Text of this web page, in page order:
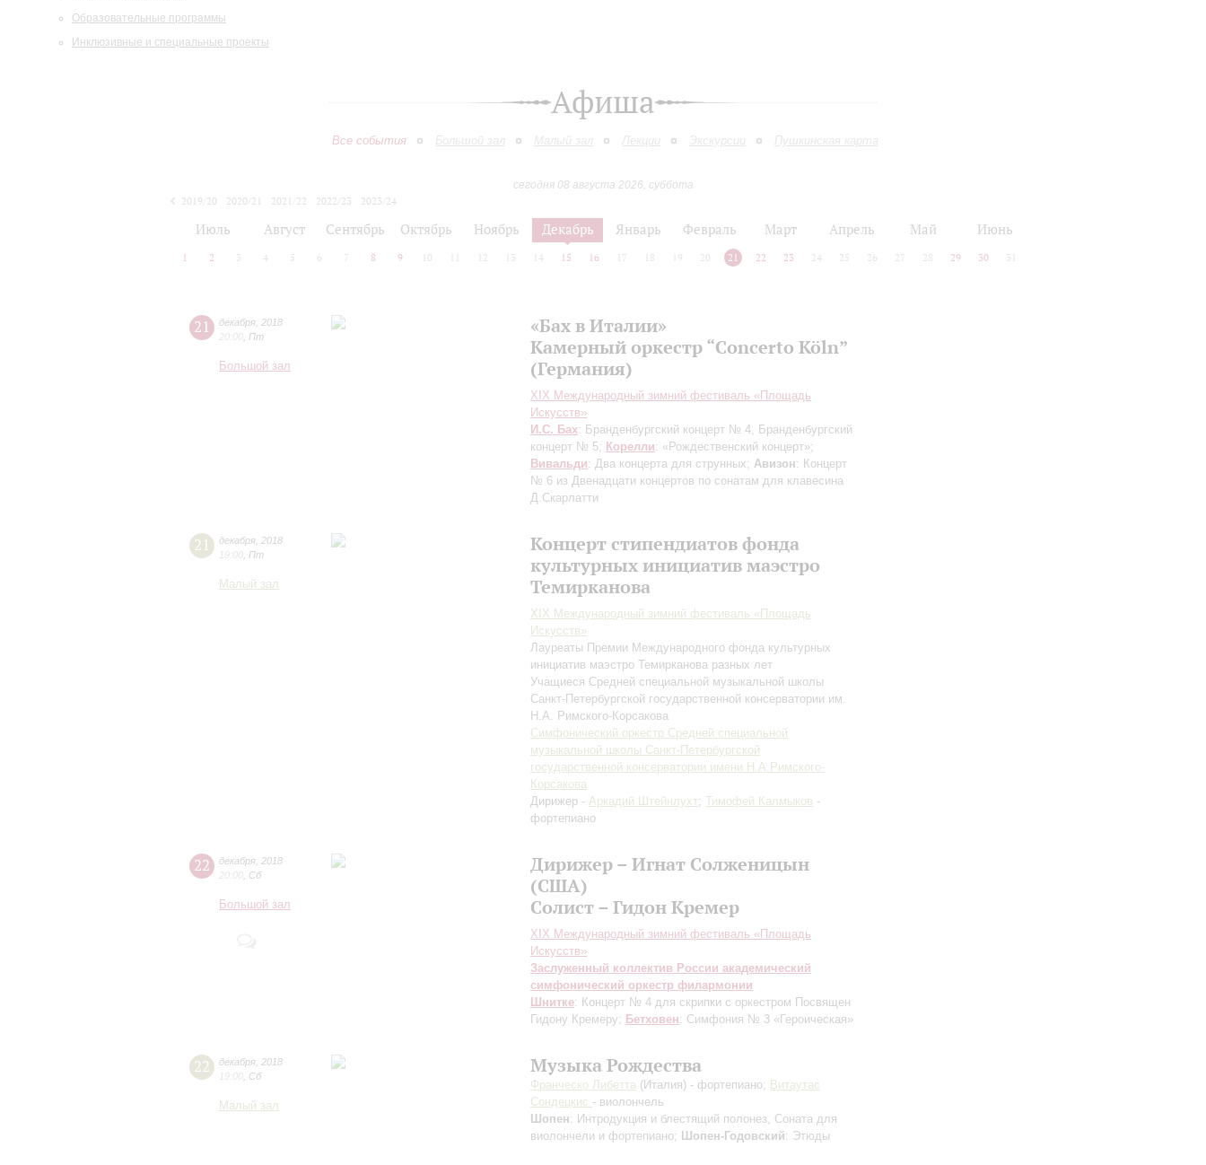
Образовательные программы
Инклюзивные и специальные проекты
Афиша
Все события Большой зал Малый зал Лекции Экскурсии Пушкинская карта
сегодня 08 августа 2026, суббота
2019/20
2020/21 2021/22 2022/23
2023/24
Июль Август Сентябрь Октябрь Ноябрь Декабрь Январь Февраль Март Апрель Май Июнь
1 2 3 4 5 6 7 8 9 10 12 13 14 15 16 17 18 19 20 21 22 23 24 25 26 27 28 29 30 31
21 декабря 2018
20:00 Пт
Большой зал
«Бах в Италии»
Камерный оркестр “Concerto Köln”
(Германия)
XIX Международный зимний фестиваль «Площадь
Искусств»
И.С. Бах: Бранденбургский концерт № 4, Бранденбургский
концерт № 5; Корелли: «Рождественский концерт»;
Вивальди: Два концерта для струнных; Авизон: Концерт
№ 6 из Двенадцати концертов по сонатам для клавесина
Д.Скарлатти
21 декабря 2018
19:00 Пт
Малый зал
Концерт стипендиатов фонда
культурных инициатив маэстро
Темирканова
XIX Международный зимний фестиваль «Площадь
Искусств»
Лауреаты Премии Международного фонда культурных
инициатив маэстро Темирканова разных лет
Учащиеся Средней специальной музыкальной школы
Санкт-Петербургской государственной консерватории им.
Н.А. Римского-Корсакова
Симфонический оркестр Средней специальной
музыкальной школы Санкт-Петербургской
государственной консерватории имени Н.А.Римского-
Корсакова
Дирижер - Аркадий Штейнлухт; Тимофей Калмыков -
фортепиано
22 декабря 2018
20:00 Сб
Большой зал
Дирижер – Игнат Солженицын
(США)
Солист – Гидон Кремер
XIX Международный зимний фестиваль «Площадь
Искусств»
Заслуженный коллектив России академический
симфонический оркестр филармонии
Шнитке: Концерт № 4 для скрипки с оркестром Посвящен
Гидону Кремеру; Бетховен: Симфония № 3 «Героическая»
22 декабря 2018
19:00 Сб
Малый зал
Музыка Рождества
Франческо Либетта (Италия) - фортепиано; Витаутас
Сондецкис - виолончель
Шопен: Интродукция и блестящий полонез, Соната для
виолончели и фортепиано; Шопен-Годовский: Этюды